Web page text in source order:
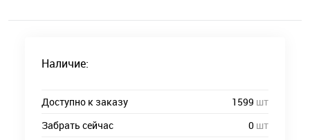
Наличие:
Доступно к заказу 1599 шт
Забрать сейчас
0 шт